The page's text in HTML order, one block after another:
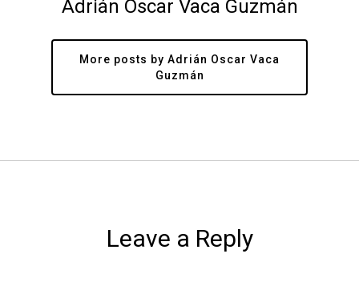
Adrián Oscar Vaca Guzmán
More posts by Adrián Oscar Vaca
Guzmán
Leave a Reply